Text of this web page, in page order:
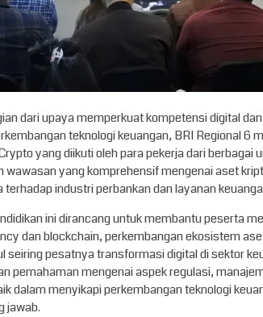
dari upaya memperkuat kompetensi digital
teknologi keuangan, BRI Regional 6
yang diikuti oleh para pekerja dari berbagai
wawasan yang komprehensif mengenai aset
terhadap industri perbankan dan layanan
ini dirancang untuk membantu peserta
dan blockchain, perkembangan ekosistem
seiring pesatnya transformasi digital di sektor
pemahaman mengenai aspek regulasi,
dalam menyikapi perkembangan teknologi
jawab.